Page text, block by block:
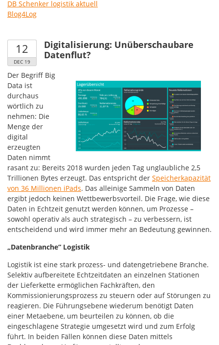
DB Schenker logistik aktuell
Blog4Log
12
DEC 19
Digitalisierung: Unüberschaubare
Datenflut?
Der Begriff Big
Data ist
durchaus
wörtlich zu
nehmen: Die
Menge der
digital
erzeugten
Daten nimmt
rasant zu: Bereits 2018 wurden jeden Tag unglaubliche 2,5
Trillionen Bytes erzeugt. Das entspricht der Speicherkapazität
von 36 Millionen iPads. Das alleinige Sammeln von Daten
ergibt jedoch keinen Wettbewerbsvorteil. Die Frage, wie diese
Daten in Echtzeit genutzt werden können, um Prozesse –
sowohl operativ als auch strategisch – zu verbessern, ist
entscheidend und wird immer mehr an Bedeutung gewinnen.
„Datenbranche“ Logistik
Logistik ist eine stark prozess- und datengetriebene Branche.
Selektiv aufbereitete Echtzeitdaten an einzelnen Stationen
der Lieferkette ermöglichen Fachkräften, den
Kommissionierungsprozess zu steuern oder auf Störungen zu
reagieren. Die Führungsebene wiederum benötigt Daten
einer Metaebene, um beurteilen zu können, ob die
eingeschlagene Strategie umgesetzt wird und zum Erfolg
führt. In beiden Fällen können diese Daten mittels